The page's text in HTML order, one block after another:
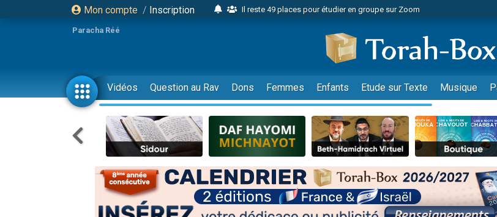
Mon compte / Inscription
Il reste 49 places pour étudier en groupe sur Zoom
2 personnes viennent de nous rejoindre sur WhatsApp
6 personnes viennent de nous rejoindre sur WhatsApp
4 personnes viennent de faire un don pour Reloger Rivka, 6 enfants,
2 personnes viennent de faire un don pour 1 Journée de Vacances Pour
17 personnes viennent de demander une bénédiction
4 personnes viennent de nous rejoindre sur WhatsApp
Il reste 49 places pour étudier en groupe sur Zoom
Eva vient de donner son Maasser
4 personnes viennent de nous rejoindre sur WhatsApp
3 personnes viennent de nous rejoindre sur WhatsApp
Paracha Réé
Vidéos Question au Rav Dons Femmes Enfants Etude sur Texte Musique